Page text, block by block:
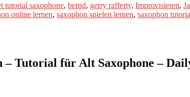
tutorial saxophone, bernd, gerry rafferty, Improvisieren,
online lernen, saxophon spielen lernen, saxophon
Tutorial für Alt Saxophone –